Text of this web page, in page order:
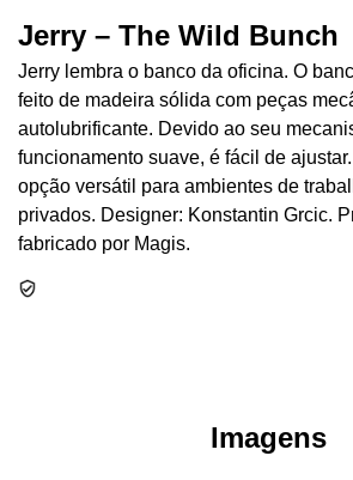
Jerry – The Wild Bunch
Jerry lembra o banco da oficina. O
feito de madeira sólida com peças
autolubrificante. Devido ao seu
funcionamento suave, é fácil de
opção versátil para ambientes de
privados. Designer: Konstantin Grcic.
fabricado por Magis.
Imagens